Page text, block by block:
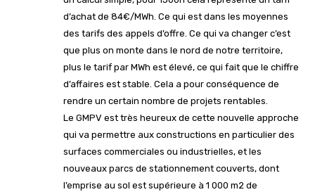
d’achat de 84€/MWh. Ce qui est dans les moyennes
des tarifs des appels d’offre. Ce qui va changer c’est
que plus on monte dans le nord de notre territoire,
plus le tarif par MWh est élevé, ce qui fait que le chiffre
d’affaires est stable. Cela a pour conséquence de
rendre un certain nombre de projets rentables.
Le GMPV est très heureux de cette nouvelle approche
qui va permettre aux constructions en particulier des
surfaces commerciales ou industrielles, et les
nouveaux parcs de stationnement couverts, dont
l’emprise au sol est supérieure à 1 000 m2 de